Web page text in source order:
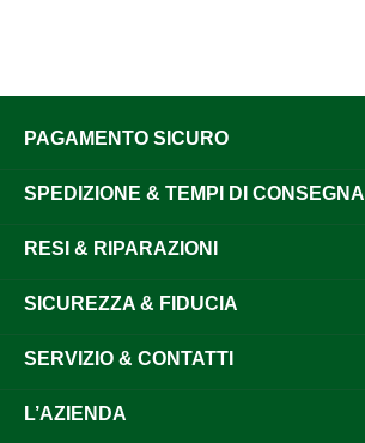
PAGAMENTO SICURO
SPEDIZIONE & TEMPI DI CONSEGNA
RESI & RIPARAZIONI
SICUREZZA & FIDUCIA
SERVIZIO & CONTATTI
L’AZIENDA